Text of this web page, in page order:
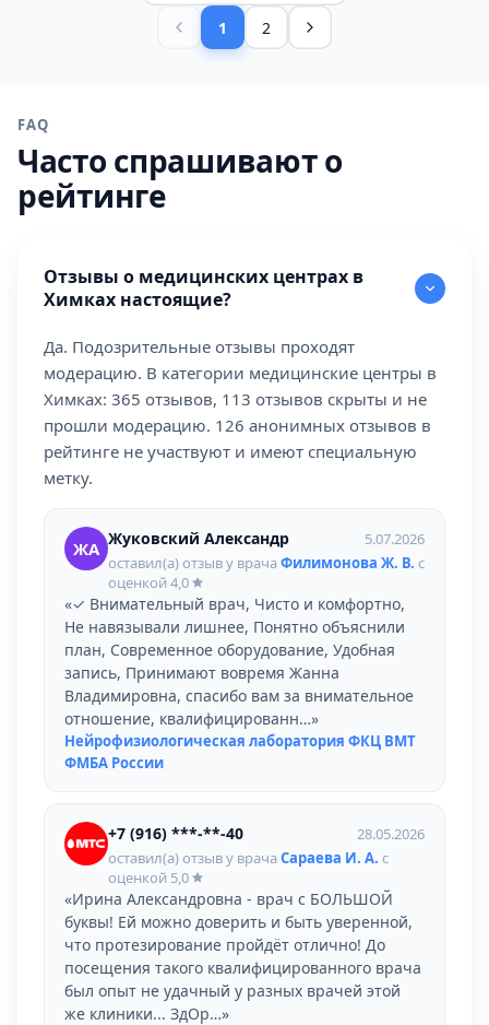
1 2
FAQ
Часто спрашивают о
рейтинге
Отзывы о медицинских центрах в
Химках настоящие?
Да. Подозрительные отзывы проходят
модерацию. В категории медицинские центры в
Химках: 365 отзывов, 113 отзывов скрыты и не
прошли модерацию. 126 анонимных отзывов в
рейтинге не участвуют и имеют специальную
метку.
ЖА Жуковский Александр
5.07.2026
оставил(а) отзыв у врачаФилимонова Ж. В. с
оценкой4,0
«✓ Внимательный врач, Чисто и комфортно,
Не навязывали лишнее, Понятно объяснили
план, Современное оборудование, Удобная
запись, Принимают вовремя Жанна
Владимировна, спасибо вам за внимательное
отношение, квалифицированн…»
Нейрофизиологи­ческая лаборатория ФКЦ ВМТ
ФМБА России
+7 (916) ***-**-40
28.05.2026
оставил(а) отзыв у врачаСараева И. А. с
оценкой 5,0
«Ирина Александровна - врач с БОЛЬШОЙ
буквы! Ей можно доверить и быть уверенной,
что протезирование пройдёт отлично! До
посещения такого квалифицированного врача
был опыт не удачный у разных врачей этой
же клиники... ЗдОр…»